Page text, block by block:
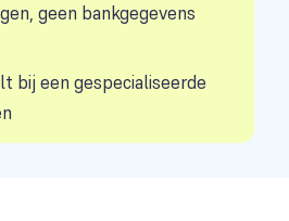
geen bankgegevens
bij een gespecialiseerde